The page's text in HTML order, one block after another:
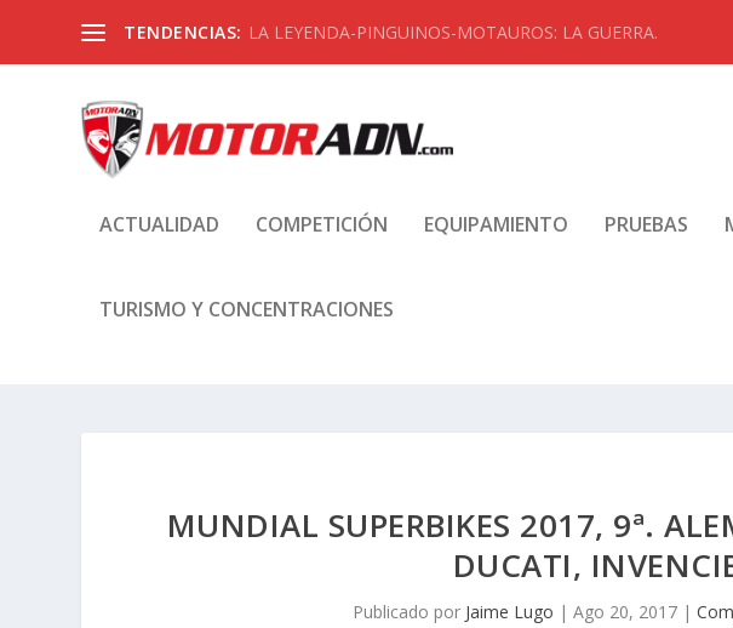
TENDENCIAS: Prueba Triumph Street Triple 765 RS: ¿Hay algo mejor?
ACTUALIDAD COMPETICIÓN EQUIPAMIENTO PRUEBAS
TURISMO Y CONCENTRACIONES
MUNDIAL SUPERBIKES 2017, 9ª.
DUCATI,
Publicado por Jaime Lugo | Ago 20, 2017|